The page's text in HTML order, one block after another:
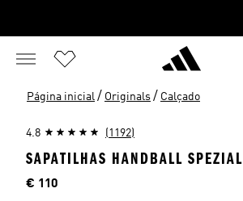
Página inicial / Originals / Calçado
4.8 (1192)
SAPATILHAS HANDBALL SPEZIAL
Preço
€ 110